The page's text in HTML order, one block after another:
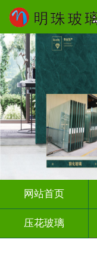
网站首页
压花玻璃